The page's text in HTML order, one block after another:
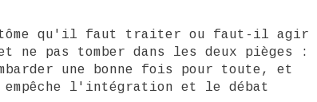
qu'il faut traiter ou faut-il agir
ne pas tomber dans les deux pièges :
une bonne fois pour toute, et
l'intégration et le débat